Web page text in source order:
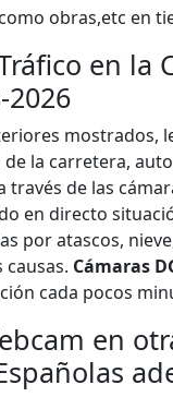
obras,etc en
en la
2026
mostrados,
la carretera,
través de las
en directo
por atascos,
Cámaras
cada pocos
en